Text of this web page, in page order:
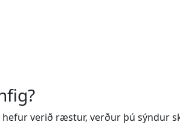
verið ræstur, verður þú sýndur